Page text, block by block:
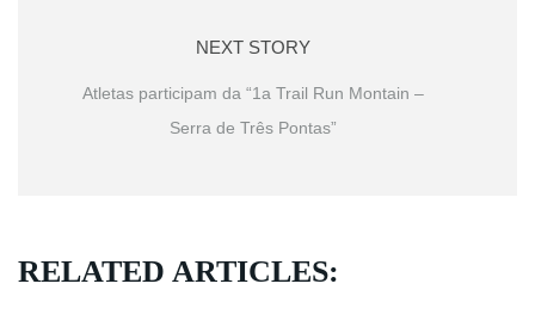
NEXT STORY
Atletas participam da “1a Trail Run Montain –
Serra de Três Pontas”
RELATED ARTICLES: